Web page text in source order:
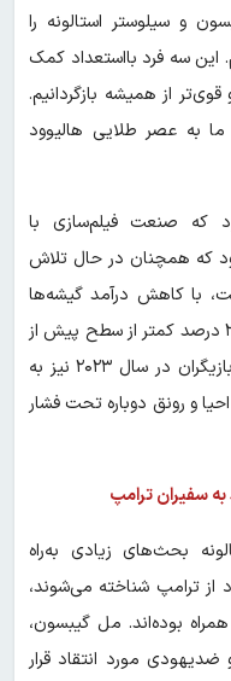
و سیلوستر استالونه را
این سه فرد بااستعداد کمک
قوی‌تر از همیشه بازگردانیم.
به عصر طلایی هالیوود
که صنعت فیلم‌سازی با
که همچنان در حال تلاش
با کاهش درآمد گیشه‌ها
روبه‌رو شده است. درآمد سال گذشته ۲۳.۵ درصد کمتر از سطح پیش از
همه‌گیری بود. اعتصابات نویسندگان و بازیگران در سال ۲۰۲۳ نیز به
و رونق دوباره تحت فشار
سفیران ترامپ
بحث‌های زیادی به‌راه
ترامپ شناخته می‌شوند،
بوده‌اند. مل گیبسون،
ضدیهودی مورد انتقاد قرار